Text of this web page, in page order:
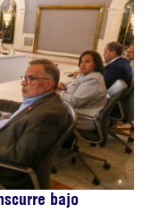
bajo